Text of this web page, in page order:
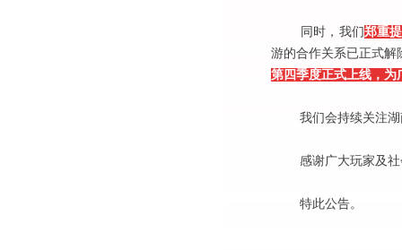
同时，我们郑重
游的合作关系已正式解
第四季度正式上线，为
我们会持续关注湖南
感谢广大玩家及社
特此公告。